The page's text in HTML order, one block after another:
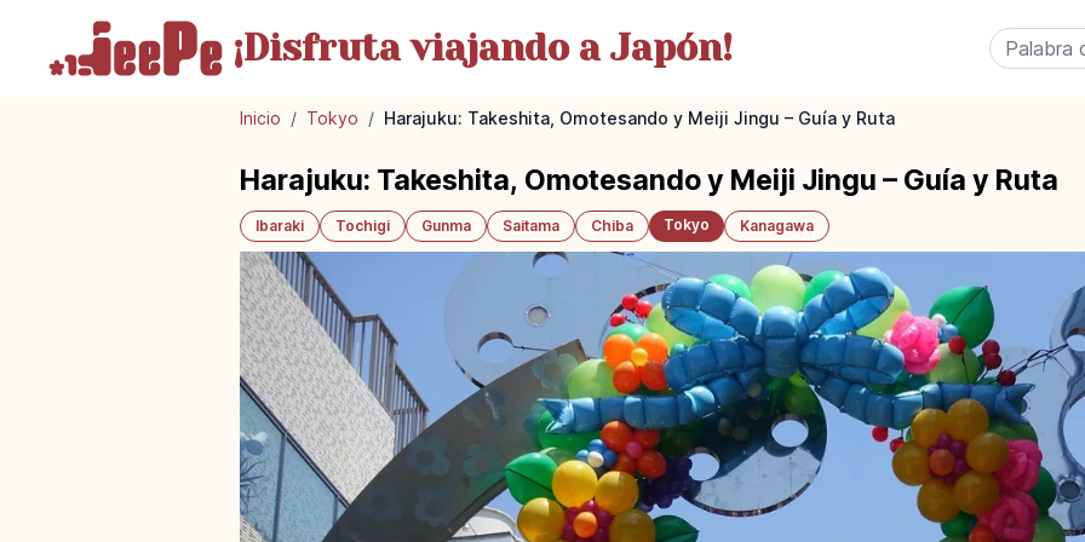
¡Disfrutaviajando a Japón!
Inicio / Tokyo / Harajuku: Takeshita, Omotesando y Meiji Jingu – Guía y Ruta
Harajuku: Takeshita, Omotesando y Meiji Jingu – Guía y Ruta
Ibaraki Tochigi Gunma Saitama Chiba Tokyo Kanagawa